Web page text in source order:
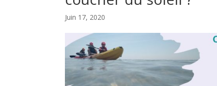
Juin 17, 2020